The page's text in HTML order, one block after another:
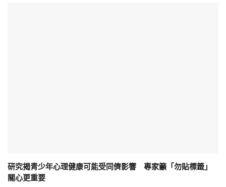
研究揭青少年心理健康可能受同儕影響 專家籲「勿貼標籤」
關心更重要